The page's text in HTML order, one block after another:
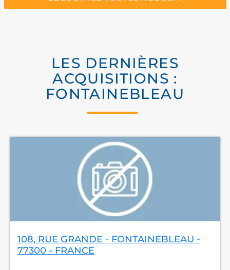
LES DERNIÈRES
ACQUISITIONS :
FONTAINEBLEAU
108, RUE GRANDE - FONTAINEBLEAU -
77300 - FRANCE